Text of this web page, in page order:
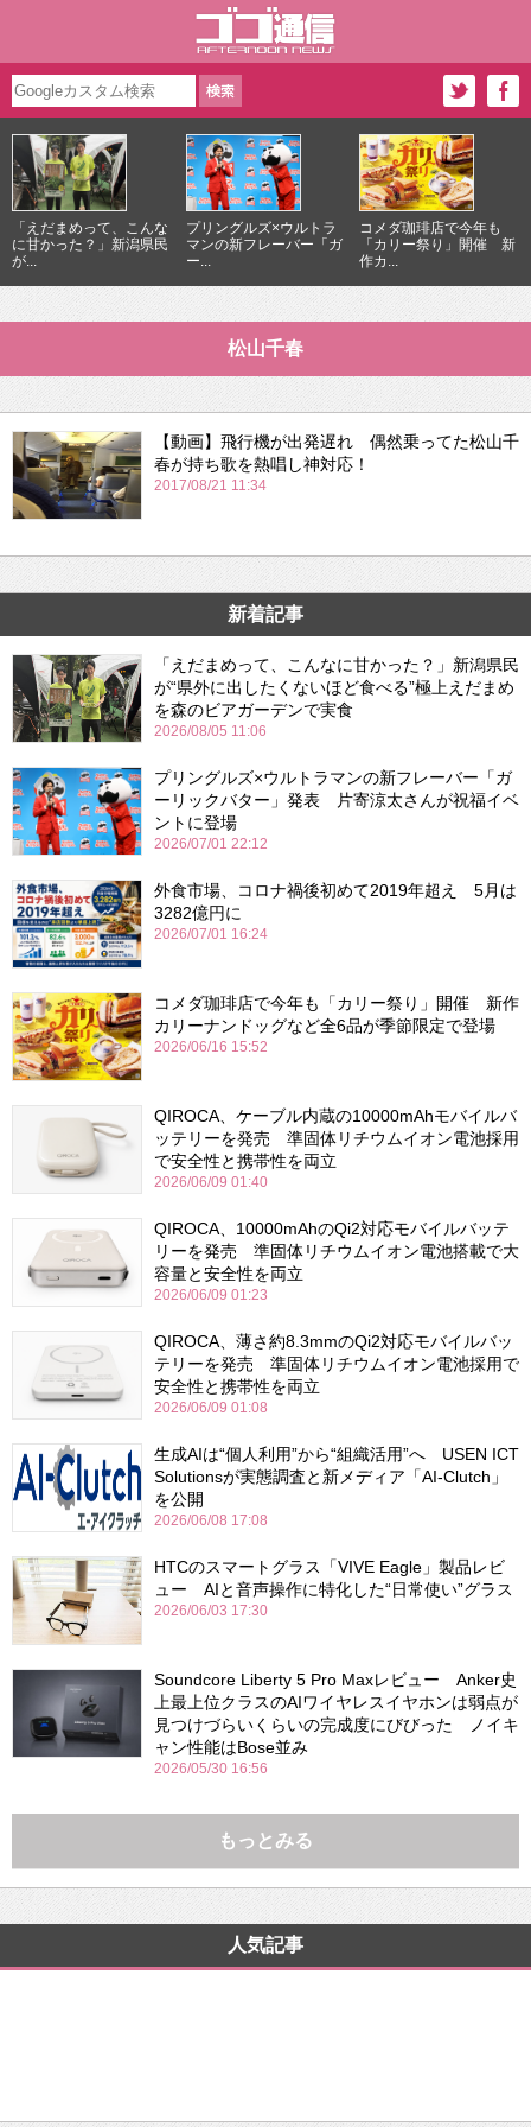
「えだまめって、こんな
に甘かった？」新潟県民
が...
プリングルズ×ウルトラ
マンの新フレーバー「ガ
ー...
コメダ珈琲店で今年も
「カリー祭り」開催 新
作カ...
松山千春
【動画】飛行機が出発遅れ 偶然乗ってた松山千
春が持ち歌を熱唱し神対応！
2017/08/21 11:34
新着記事
「えだまめって、こんなに甘かった？」新潟県民
が“県外に出したくないほど食べる”極上えだまめ
を森のビアガーデンで実食
2026/08/05 11:06
プリングルズ×ウルトラマンの新フレーバー「ガ
ーリックバター」発表 片寄涼太さんが祝福イベ
ントに登場
2026/07/01 22:12
外食市場、コロナ禍後初めて2019年超え 5月は
3282億円に
2026/07/01 16:24
コメダ珈琲店で今年も「カリー祭り」開催 新作
カリーナンドッグなど全6品が季節限定で登場
2026/06/16 15:52
QIROCA、ケーブル内蔵の10000mAhモバイルバ
ッテリーを発売 準固体リチウムイオン電池採用
で安全性と携帯性を両立
2026/06/09 01:40
QIROCA、10000mAhのQi2対応モバイルバッテ
リーを発売 準固体リチウムイオン電池搭載で大
容量と安全性を両立
2026/06/09 01:23
QIROCA、薄さ約8.3mmのQi2対応モバイルバッ
テリーを発売 準固体リチウムイオン電池採用で
安全性と携帯性を両立
2026/06/09 01:08
生成AIは“個人利用”から“組織活用”へ USEN ICT
Solutionsが実態調査と新メディア「AI-Clutch」
を公開
2026/06/08 17:08
HTCのスマートグラス「VIVE Eagle」製品レビ
ュー AIと音声操作に特化した“日常使い”グラス
2026/06/03 17:30
Soundcore Liberty 5 Pro Maxレビュー Anker史
上最上位クラスのAIワイヤレスイヤホンは弱点が
見つけづらいくらいの完成度にびびった ノイキ
ャン性能はBose並み
2026/05/30 16:56
もっとみる
人気記事